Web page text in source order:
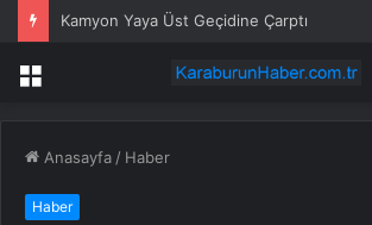
Kamyon Yaya Üst Geçidine Çarptı
Menü
Anasayfa / Haber
Haber